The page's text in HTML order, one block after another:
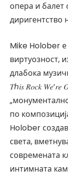
опера и балет
диригентство
Mike Holober е
виртуозност,
длабока
𝑇ℎ𝑖𝑠 𝑅𝑜𝑐𝑘 𝑊𝑒’𝑟𝑒
по
Holober
света,
современата
интимната